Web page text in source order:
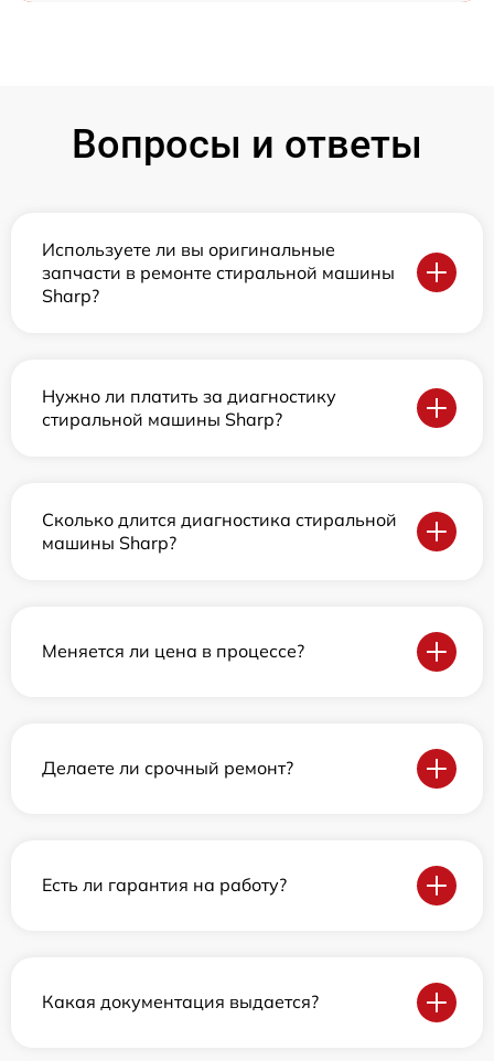
Вопросы и ответы
Используете ли вы оригинальные
запчасти в ремонте стиральной машины
Sharp?
Нужно ли платить за диагностику
стиральной машины Sharp?
Сколько длится диагностика стиральной
машины Sharp?
Меняется ли цена в процессе?
Делаете ли срочный ремонт?
Есть ли гарантия на работу?
Какая документация выдается?